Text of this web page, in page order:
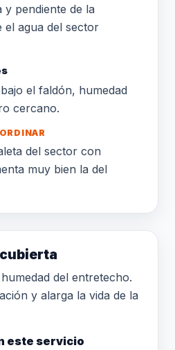
y pendiente de la
el agua del sector
el faldón, humedad
cercano.
del sector con
muy bien la del
del entretecho.
y alarga la vida de la
este servicio